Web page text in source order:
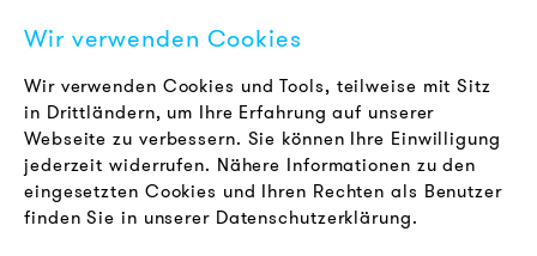
Karriere
Newsletter
RECHTLICHES
AGB
Datenschutz
Wir verwenden Cookies
Wir verwenden Cookies und Tools, teilweise mit Sitz
in Drittländern, um Ihre Erfahrung auf unserer
Webseite zu verbessern. Sie können Ihre Einwilligung
jederzeit widerrufen. Nähere Informationen zu den
eingesetzten Cookies und Ihren Rechten als Benutzer
finden Sie in unserer Datenschutzerklärung.